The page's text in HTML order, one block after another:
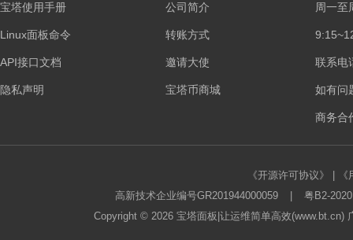
宝塔使用手册
Linux面板命令
API接口文档
隐私声明
公司简介
转账方式
邀请大使
宝塔币商城
周一至
联系电
如有问
商务合
《开源许可协议》
高新技术企业编号GR201944000059
粤B2-
Copyright © 2026 宝塔面板 |让运维简单高效